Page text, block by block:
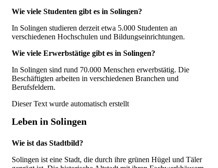
Wie viele Studenten gibt es in Solingen?
In Solingen studieren derzeit etwa 5.000 Studenten an
verschiedenen Hochschulen und Bildungseinrichtungen.
Wie viele Erwerbstätige gibt es in Solingen?
In Solingen sind rund 70.000 Menschen erwerbstätig. Die
Beschäftigten arbeiten in verschiedenen Branchen und
Berufsfeldern.
Dieser Text wurde automatisch erstellt
Leben in Solingen
Wie ist das Stadtbild?
Solingen ist eine Stadt, die durch ihre grünen Hügel und Täler